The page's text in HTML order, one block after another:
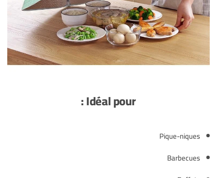
Idéal pour :
Pique-niques
Barbecues